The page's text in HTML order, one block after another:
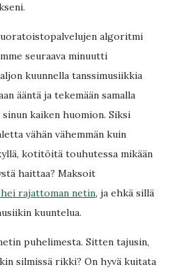
algoritmi
seuraava minuutti
kuunnella tanssimusiikkia
ääntä ja tekemään samalla
kaiken huomion. Siksi
vähän vähemmän kuin
kotitöitä touhutessa mikään
haittaa? Maksoit
rajattoman netin, ja ehkä sillä
kuuntelua.
puhelimesta. Sitten tajusin,
silmissä rikki? On hyvä kuitata